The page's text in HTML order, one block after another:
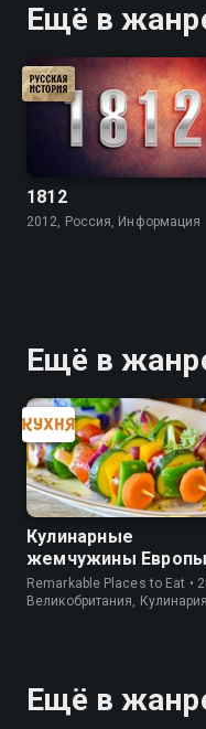
Ещё в
1812
2012, Россия, Информация
Ещё в
Кулинарные
жемчужины Европы
Remarkable Places to Eat •
Великобритания, Кулинария
Ещё в